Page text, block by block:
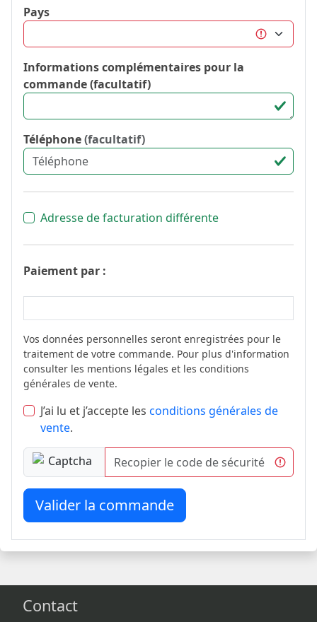
Pays
Informations complémentaires pour la
commande (facultatif)
Téléphone(facultatif)
Adresse de facturation différente
Paiement par :
Vos données personnelles seront enregistrées pour le
traitement de votre commande. Pour plus d'information
consulter les mentions légales et les conditions
générales de vente.
J’ai lu et j’accepte les conditions générales de
vente.
Valider la commande
Contact